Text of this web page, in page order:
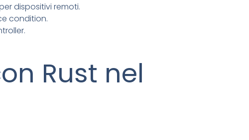
dispositivi remoti.
condition.
Rust nel